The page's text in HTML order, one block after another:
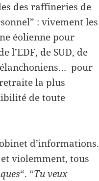
des raffineries de
: vivement les
éolienne pour
l’EDF, de SUD, de
pour
la plus
de toute
d’informations.
violemment, tous
“. “Tu veux